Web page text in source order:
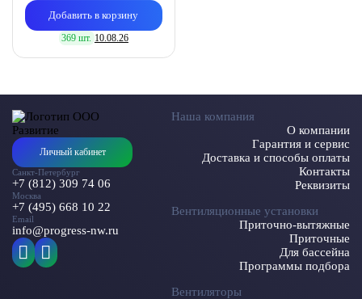
Добавить в корзину
369 шт. 10.08.26
Личный кабинет
Санкт-Петербург
+7 (812) 309 74 06
Москва
+7 (495) 668 10 22
Email
info@progress-nw.ru
Наша компания
О компании
Гарантия и сервис
Доставка и способы оплаты
Контакты
Реквизиты
Вентиляционные установки
Приточно-вытяжные
Приточные
Для бассейна
Программы подбора
Вентиляторы